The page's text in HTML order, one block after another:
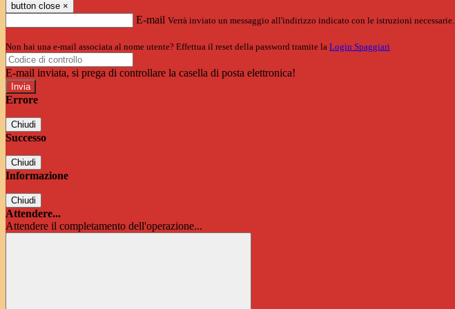
button close ×
E-mail Verrà inviato un messaggio all'indirizzo indicato con le istruzioni necessarie.
Non hai una e-mail associata al nome utente? Effettua il reset della password tramite la Login Spaggiari
E-mail inviata, si prega di controllare la casella di posta elettronica!
Errore
Chiudi
Successo
Chiudi
Informazione
Chiudi
Attendere...
Attendere il completamento dell'operazione...